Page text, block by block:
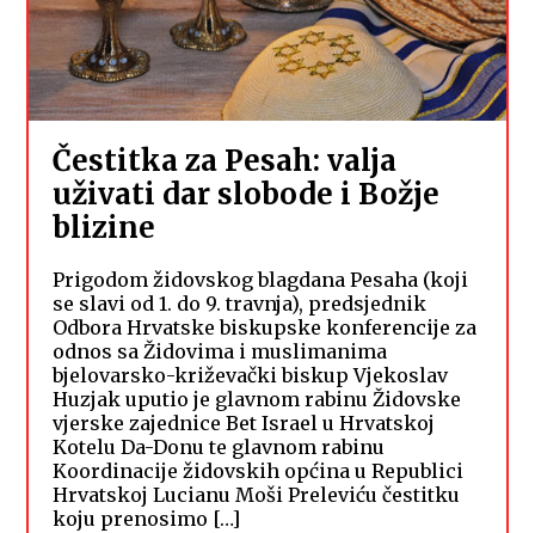
Čestitka za Pesah: valja
uživati dar slobode i Božje
blizine
Prigodom židovskog blagdana Pesaha (koji
se slavi od 1. do 9. travnja), predsjednik
Odbora Hrvatske biskupske konferencije za
odnos sa Židovima i muslimanima
bjelovarsko-križevački biskup Vjekoslav
Huzjak uputio je glavnom rabinu Židovske
vjerske zajednice Bet Israel u Hrvatskoj
Kotelu Da-Donu te glavnom rabinu
Koordinacije židovskih općina u Republici
Hrvatskoj Lucianu Moši Preleviću čestitku
koju prenosimo […]